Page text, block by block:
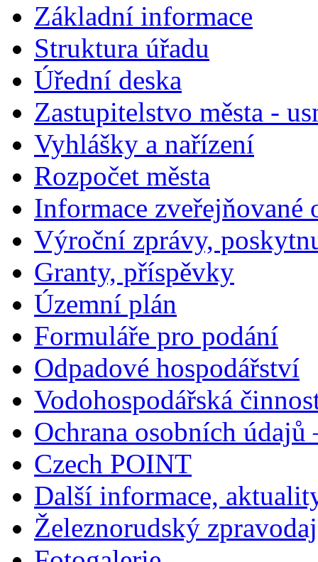
Základní informace
Struktura úřadu
Úřední deska
Zastupitelstvo města -
Vyhlášky a nařízení
Rozpočet města
Informace zveřejňované
Výroční zprávy,
Granty, příspěvky
Územní plán
Formuláře pro podání
Odpadové hospodářství
Vodohospodářská
Ochrana osobních údajů
Czech POINT
Další informace,
Železnorudský zpravodaj